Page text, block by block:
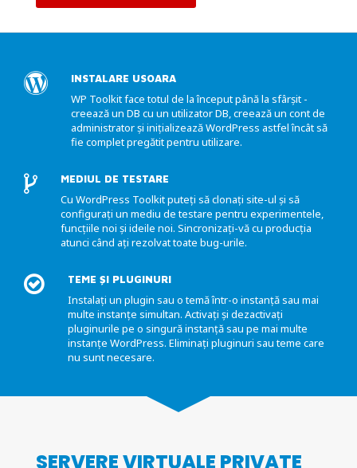
INSTALARE USOARA
WP Toolkit face totul de la început până la sfârșit -
creează un DB cu un utilizator DB, creează un cont de
administrator și inițializează WordPress astfel încât să
fie complet pregătit pentru utilizare.
MEDIUL DE TESTARE
Cu WordPress Toolkit puteți să clonați site-ul și să
configurați un mediu de testare pentru experimentele,
funcțiile noi și ideile noi. Sincronizați-vă cu producția
atunci când ați rezolvat toate bug-urile.
TEME ȘI PLUGINURI
Instalați un plugin sau o temă într-o instanță sau mai
multe instanțe simultan. Activați și dezactivați
pluginurile pe o singură instanță sau pe mai multe
instanțe WordPress. Eliminați pluginuri sau teme care
nu sunt necesare.
SERVERE VIRTUALE PRIVATE